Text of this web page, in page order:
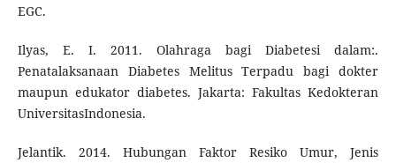
EGC.
Ilyas, E. I. 2011. Olahraga bagi Diabetesi dalam:.
Penatalaksanaan Diabetes Melitus Terpadu bagi dokter
maupun edukator diabetes. Jakarta: Fakultas Kedokteran
UniversitasIndonesia.
Jelantik. 2014. Hubungan Faktor Resiko Umur, Jenis